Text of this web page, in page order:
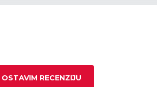
RECENZIJU